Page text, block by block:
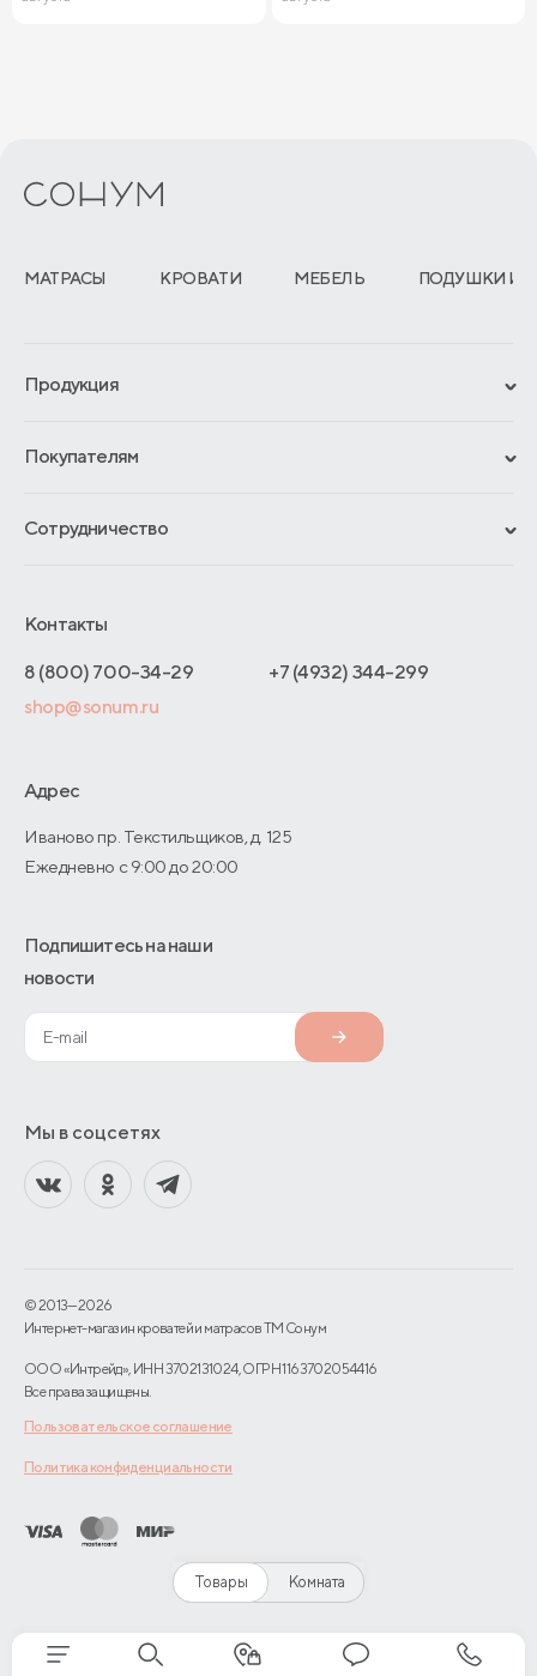
Товары Комната
МАТРАСЫ КРОВАТИ МЕБЕЛЬ ПОДУШКИ И
Продукция
Гарантии
Отзывы покупателей
Покупателям
Обмен и возврат
Как оформить заказ
Адреса магазинов
Договор-оферты
Сотрудничество
Отельерам
Оптовые продажи
О производстве
Контакты
8 (800) 700-34-29
+7 (4932) 344-299
shop@sonum.ru
Адрес
Иваново пр. Текстильщиков, д. 125
Ежедневно с 9:00 до 20:00
Подпишитесь на наши
новости
Мы в соцсетях
© 2013—2026
Интернет-магазин кроватей и матрасов TM Сонум
ООО «Интрейд», ИНН 3702131024, ОГРН 1163702054416
Все права защищены.
Пользовательское соглашение
Политика конфиденциальности